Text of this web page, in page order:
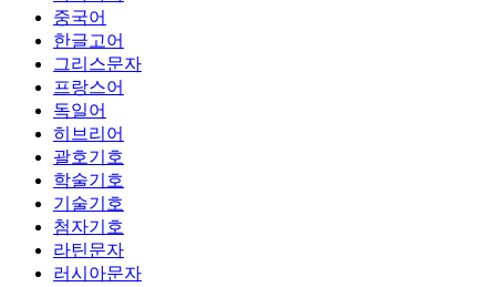
중국어
한글고어
그리스문자
프랑스어
독일어
히브리어
괄호기호
학술기호
기술기호
첨자기호
라틴문자
러시아문자